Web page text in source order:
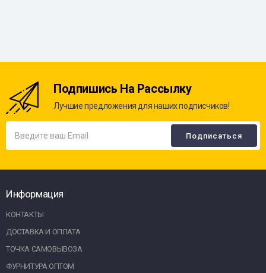
Подпишись На Рассылку
Лучшие предложения для наших подписчиков!
Информация
КОНТАКТЫ
ДОСТАВКА И ОПЛАТА
ТОЧКА САМОВЫВОЗА
ФУРНИТУРА ОПТОМ